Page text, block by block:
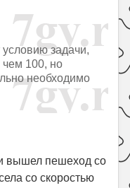
задачи,
чем 100, но
необходимо
вышел пешеход со
со скоростью